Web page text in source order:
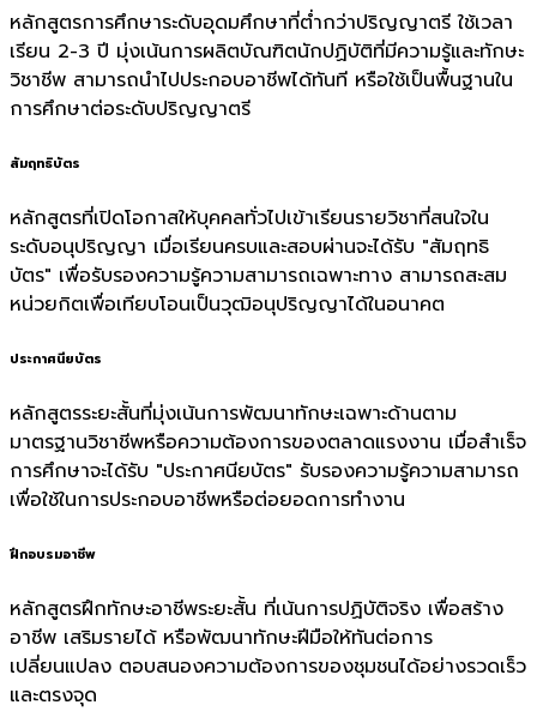
หลักสูตรการศึกษาระดับอุดมศึกษาที่ต่ำกว่าปริญญาตรี ใช้เวลา
เรียน 2-3 ปี มุ่งเน้นการผลิตบัณฑิตนักปฏิบัติที่มีความรู้และทักษะ
วิชาชีพ สามารถนำไปประกอบอาชีพได้ทันที หรือใช้เป็นพื้นฐานใน
การศึกษาต่อระดับปริญญาตรี
สัมฤทธิบัตร
หลักสูตรที่เปิดโอกาสให้บุคคลทั่วไปเข้าเรียนรายวิชาที่สนใจใน
ระดับอนุปริญญา เมื่อเรียนครบและสอบผ่านจะได้รับ "สัมฤทธิ
บัตร" เพื่อรับรองความรู้ความสามารถเฉพาะทาง สามารถสะสม
หน่วยกิตเพื่อเทียบโอนเป็นวุฒิอนุปริญญาได้ในอนาคต
ประกาศนียบัตร
หลักสูตรระยะสั้นที่มุ่งเน้นการพัฒนาทักษะเฉพาะด้านตาม
มาตรฐานวิชาชีพหรือความต้องการของตลาดแรงงาน เมื่อสำเร็จ
การศึกษาจะได้รับ "ประกาศนียบัตร" รับรองความรู้ความสามารถ
เพื่อใช้ในการประกอบอาชีพหรือต่อยอดการทำงาน
ฝึกอบรมอาชีพ
หลักสูตรฝึกทักษะอาชีพระยะสั้น ที่เน้นการปฏิบัติจริง เพื่อสร้าง
อาชีพ เสริมรายได้ หรือพัฒนาทักษะฝีมือให้ทันต่อการ
เปลี่ยนแปลง ตอบสนองความต้องการของชุมชนได้อย่างรวดเร็ว
และตรงจุด